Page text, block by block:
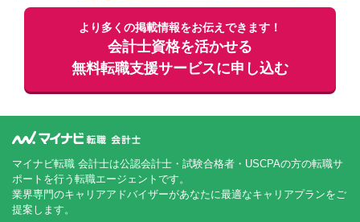
より多くの掲載情報をお伝えできます！
会計士資格を活かせる
無料転職支援サービスに申し込む
マイナビ転職 会計士は公認会計士・試験合格者・USCPAの方の転職サ
ポートを行う転職エージェントです。
業界専門のキャリアアドバイザーがあなたに最適なキャリアプランをご
提案します。